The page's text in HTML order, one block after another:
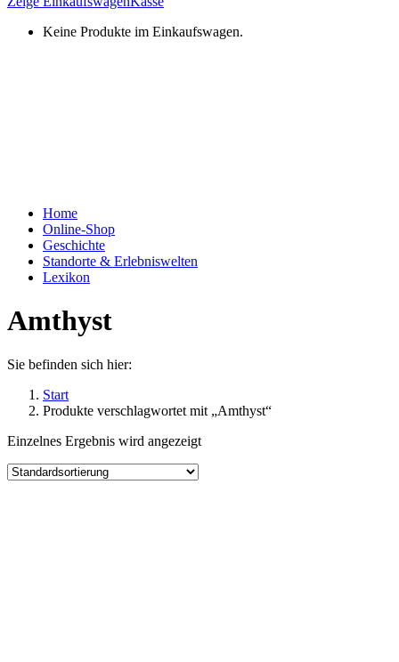
Keine Produkte im Einkaufswagen.
Home
Online-Shop
Geschichte
Standorte & Erlebniswelten
Lexikon
Amthyst
Sie befinden sich hier:
Start
Produkte verschlagwortet mit „Amthyst“
Einzelnes Ergebnis wird angezeigt